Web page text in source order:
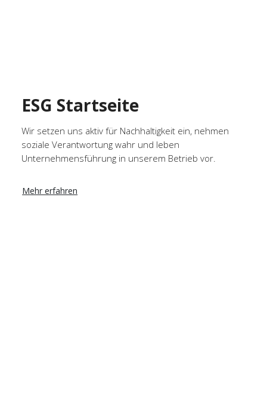
ESG Startseite
Wir setzen uns aktiv für Nachhaltigkeit ein, nehmen
soziale Verantwortung wahr und leben
Unternehmensführung in unserem Betrieb vor.
Mehr erfahren